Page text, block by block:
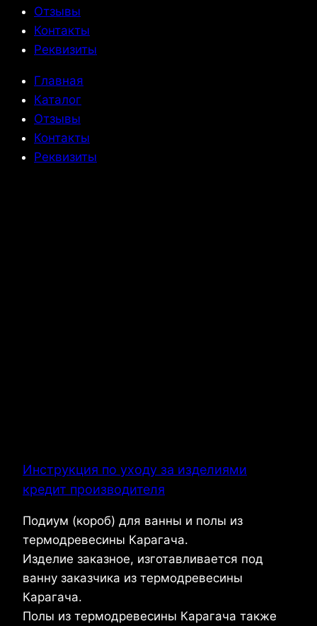
Отзывы
Контакты
Реквизиты
Главная
Каталог
Отзывы
Контакты
Реквизиты
Инструкция по уходу за изделиями
кредит производителя
Подиум (короб) для ванны и полы из
термодревесины Карагача.
Изделие заказное, изготавливается под
ванну заказчика из термодревесины
Карагача.
Полы из термодревесины Карагача также